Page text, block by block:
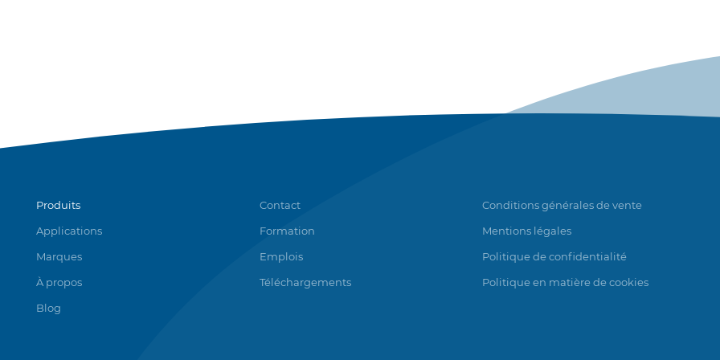
Produits
Applications
Marques
À propos
Blog
Contact
Formation
Emplois
Téléchargements
Conditions générales de vente
Mentions légales
Politique de confidentialité
Politique en matière de cookies